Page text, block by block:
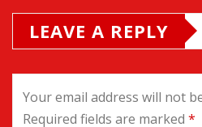
LEAVE A REPLY
Your email address will not
Required fields are marked *